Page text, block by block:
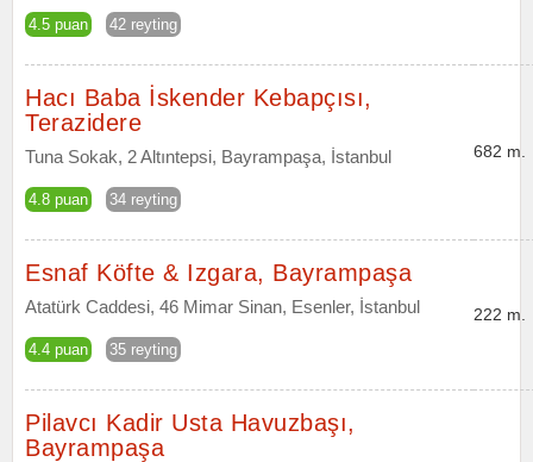
4.5 puan 42 reyting
Hacı Baba İskender Kebapçısı,
Terazidere
Tuna Sokak, 2 Altıntepsi, Bayrampaşa, İstanbul
4.8 puan 34 reyting
682 m.
Esnaf Köfte & Izgara, Bayrampaşa
Atatürk Caddesi, 46 Mimar Sinan, Esenler, İstanbul
4.4 puan 35 reyting
222 m.
Pilavcı Kadir Usta Havuzbaşı,
Bayrampaşa